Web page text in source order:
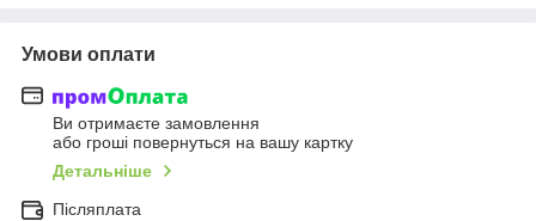
Умови оплати
Ви отримаєте замовлення
або гроші повернуться на вашу картку
Детальніше
Післяплата